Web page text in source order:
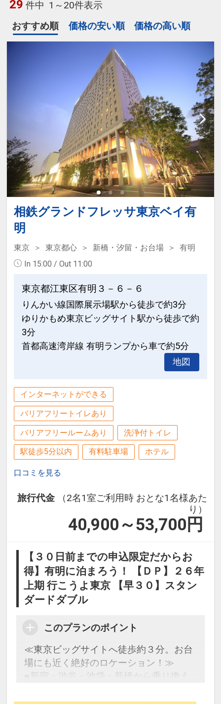
29 件中 1～20件表示
おすすめ順
価格の安い順 価格の高い順
相鉄グランドフレッサ東京ベイ有
明
東京 東京都心 新橋・汐留・お台場
有明
In 15:00 / Out 11:00
東京都江東区有明３－６－６
りんかい線国際展示場駅から徒歩で約3分
ゆりかもめ東京ビッグサイト駅から徒歩で約
3分
首都高速湾岸線 有明ランプから車で約5分
地図
インターネットができる
バリアフリートイレあり
バリアフリールームあり 洗浄付トイレ
駅徒歩5分以内 有料駐車場 ホテル
口コミを見る
旅行代金
（2名1室ご利用時 おとな1名様あた
り）
40,900～53,700 円
【３０日前までの申込限定だからお
得】有明に泊まろう！ 【ＤＰ】２６年
上期 行こうよ東京 【早３０】スタン
ダードダブル
このプランのポイント
≪東京ビッグサイトへ徒歩約３分。お台
場にも近く絶好のロケーション！≫
■新宿・渋谷・池袋・新橋から乗り換え